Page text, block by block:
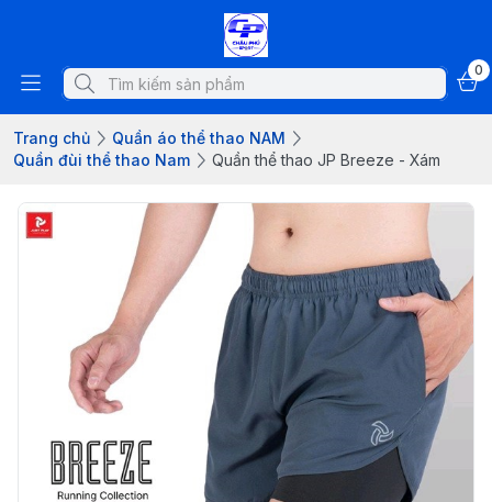
0
Trang chủ
Quần áo thể thao NAM
Quần đùi thể thao Nam
Quần thể thao JP Breeze - Xám